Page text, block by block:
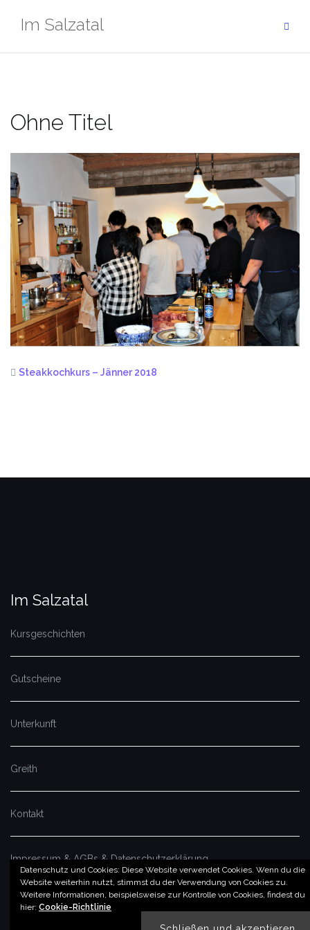
InhaltIm Salzatal
Ohne Titel
Steakkochkurs – Jänner 2018
Datenschutz und Cookies: Diese Website verwendet Cookies. Wenn du die
Website weiterhin nutzt, stimmst du der Verwendung von Cookies zu.
Weitere Informationen, beispielsweise zur Kontrolle von Cookies, findest du
hier: Cookie-Richtlinie
Im Salzatal
Kursgeschichten
Gutscheine
Unterkunft
Greith
Kontakt
Impressum & AGBs & Datenschutzerklärung
© by imSalzatal.at